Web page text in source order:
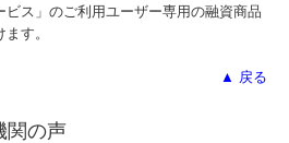
ビス」のご利用ユーザー専用の融資商品
す。
▲ 戻る
関の声